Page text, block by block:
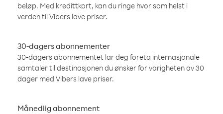
beløp. Med kredittkort, kan du ringe hvor som helst i
verden til Vibers lave priser.
30-dagers abonnementer
30-dagers abonnementet lar deg foreta internasjonale
samtaler til destinasjonen du ønsker for varigheten av 30
dager med Vibers lave priser.
Månedlig abonnement